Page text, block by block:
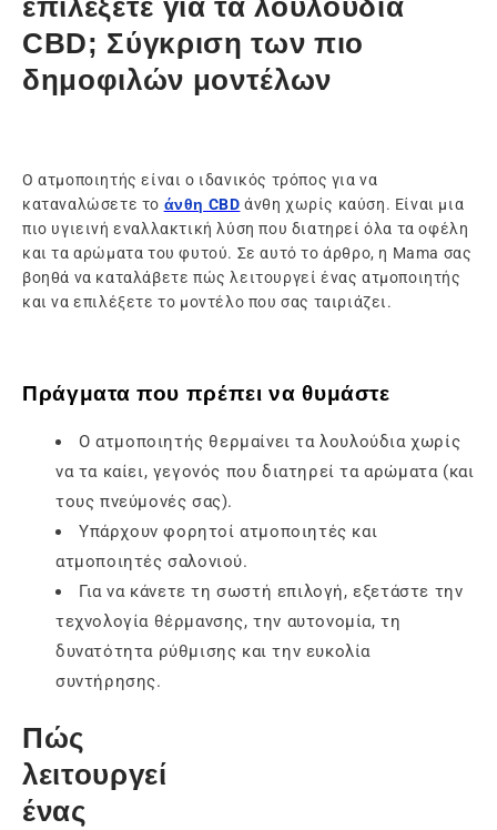
CBD; Σύγκριση των πιο
δημοφιλών μοντέλων
Ο ατμοποιητής είναι ο ιδανικός τρόπος για να
καταναλώσετε το άνθη CBD άνθη χωρίς καύση. Είναι μια
πιο υγιεινή εναλλακτική λύση που διατηρεί όλα τα οφέλη
και τα αρώματα του φυτού. Σε αυτό το άρθρο, η Mama σας
βοηθά να καταλάβετε πώς λειτουργεί ένας ατμοποιητής
και να επιλέξετε το μοντέλο που σας ταιριάζει.
Πράγματα που πρέπει να θυμάστε
Ο ατμοποιητής θερμαίνει τα λουλούδια χωρίς
να τα καίει, γεγονός που διατηρεί τα αρώματα (και
τους πνεύμονές σας).
Υπάρχουν φορητοί ατμοποιητές και
ατμοποιητές σαλονιού.
Για να κάνετε τη σωστή επιλογή, εξετάστε την
τεχνολογία θέρμανσης, την αυτονομία, τη
δυνατότητα ρύθμισης και την ευκολία
συντήρησης.
Πώς
λειτουργεί
ένας